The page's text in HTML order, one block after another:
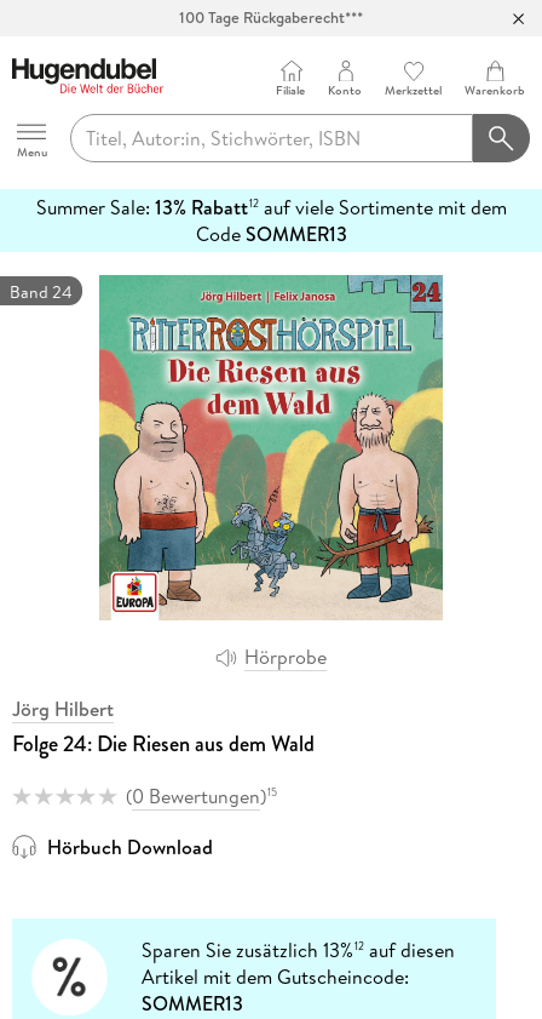
Hugendubel
Menu
Filiale Konto Merkzettel Warenkorb
Summer Sale: 13% Rabatt12auf viele Sortimente mit dem
CodeSOMMER13
erfahren
Hörprobe
Band 24
Jörg Hilbert
Folge 24: Die Riesen aus dem Wald
(0 Bewertungen)15
Hörbuch Download
Sparen Sie zusätzlich 13%12 auf diesen
Artikel mit dem Gutscheincode:
SOMMER13